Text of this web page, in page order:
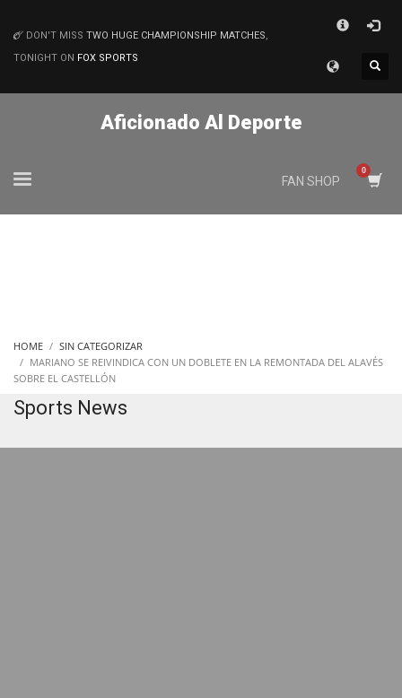
MATCHES
DON'T MISS TWO HUGE CHAMPIONSHIP MATCHES,
TONIGHT ON FOX SPORTS
Aficionado Al Deporte
FAN SHOP
HOME
SIN CATEGORIZAR
MARIANO SE REIVINDICA CON UN DOBLETE EN LA REMONTADA DEL ALAVÉS
SOBRE EL CASTELLÓN
Sports News